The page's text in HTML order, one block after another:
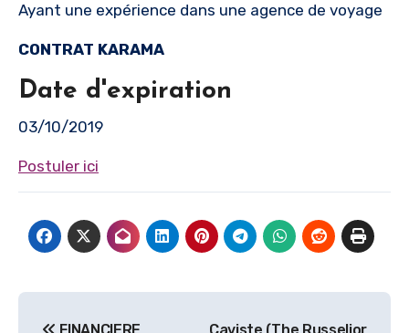
Ayant une expérience dans une agence de voyage
CONTRAT KARAMA
Date d'expiration
03/10/2019
Postuler ici